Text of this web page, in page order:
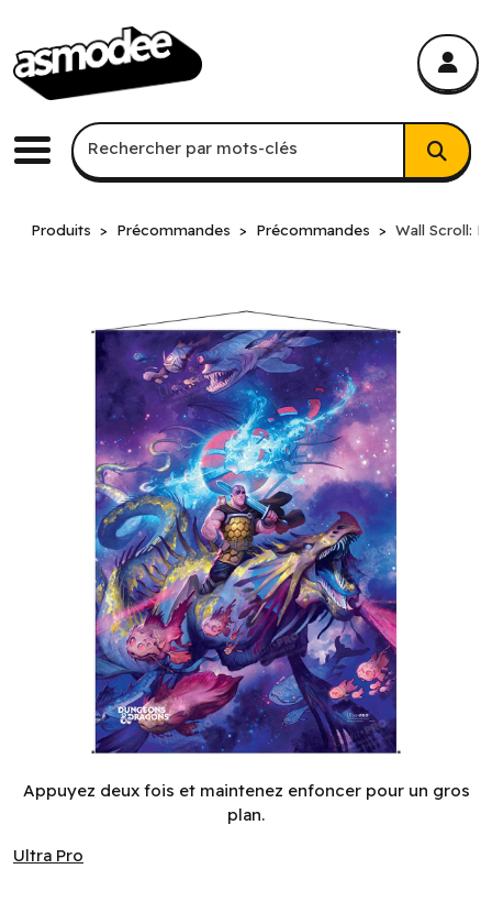
Menu
Recherche par mots-clés
Rechercher par mots-clés
Produits Précommandes Précommandes Wall Scroll:
Appuyez deux fois et maintenez enfoncer pour un gros
plan.
Ultra Pro